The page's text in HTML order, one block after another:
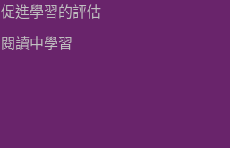
促進學習的評估
閱讀中學習